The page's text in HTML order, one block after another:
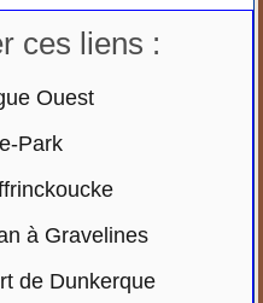
ces liens :
Ouest
Park
à Gravelines
de Dunkerque